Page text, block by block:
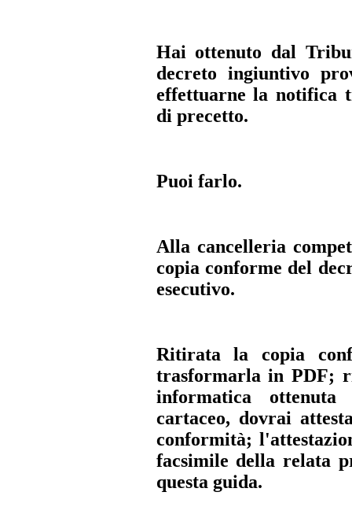
Hai ottenuto dal
decreto ingiuntivo
effettuarne la notifica
di precetto.
Puoi farlo.
Alla cancelleria
copia conforme del
esecutivo.
Ritirata la copia
trasformarla in PDF;
informatica ottenuta
cartaceo, dovrai
conformità;
facsimile della relata
questa guida.